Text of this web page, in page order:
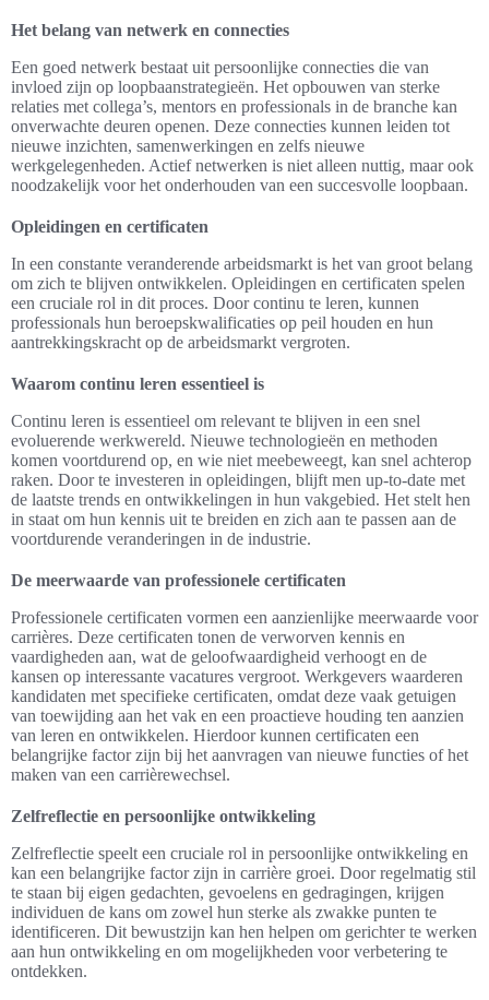
Het belang van netwerk en connecties
Een goed netwerk bestaat uit persoonlijke connecties die van
invloed zijn op loopbaanstrategieën. Het opbouwen van sterke
relaties met collega’s, mentors en professionals in de branche kan
onverwachte deuren openen. Deze connecties kunnen leiden tot
nieuwe inzichten, samenwerkingen en zelfs nieuwe
werkgelegenheden. Actief netwerken is niet alleen nuttig, maar ook
noodzakelijk voor het onderhouden van een succesvolle loopbaan.
Opleidingen en certificaten
In een constante veranderende arbeidsmarkt is het van groot belang
om zich te blijven ontwikkelen. Opleidingen en certificaten spelen
een cruciale rol in dit proces. Door continu te leren, kunnen
professionals hun beroepskwalificaties op peil houden en hun
aantrekkingskracht op de arbeidsmarkt vergroten.
Waarom continu leren essentieel is
Continu leren is essentieel om relevant te blijven in een snel
evoluerende werkwereld. Nieuwe technologieën en methoden
komen voortdurend op, en wie niet meebeweegt, kan snel achterop
raken. Door te investeren in opleidingen, blijft men up-to-date met
de laatste trends en ontwikkelingen in hun vakgebied. Het stelt hen
in staat om hun kennis uit te breiden en zich aan te passen aan de
voortdurende veranderingen in de industrie.
De meerwaarde van professionele certificaten
Professionele certificaten vormen een aanzienlijke meerwaarde voor
carrières. Deze certificaten tonen de verworven kennis en
vaardigheden aan, wat de geloofwaardigheid verhoogt en de
kansen op interessante vacatures vergroot. Werkgevers waarderen
kandidaten met specifieke certificaten, omdat deze vaak getuigen
van toewijding aan het vak en een proactieve houding ten aanzien
van leren en ontwikkelen. Hierdoor kunnen certificaten een
belangrijke factor zijn bij het aanvragen van nieuwe functies of het
maken van een carrièrewechsel.
Zelfreflectie en persoonlijke ontwikkeling
Zelfreflectie speelt een cruciale rol in persoonlijke ontwikkeling en
kan een belangrijke factor zijn in carrière groei. Door regelmatig stil
te staan bij eigen gedachten, gevoelens en gedragingen, krijgen
individuen de kans om zowel hun sterke als zwakke punten te
identificeren. Dit bewustzijn kan hen helpen om gerichter te werken
aan hun ontwikkeling en om mogelijkheden voor verbetering te
ontdekken.